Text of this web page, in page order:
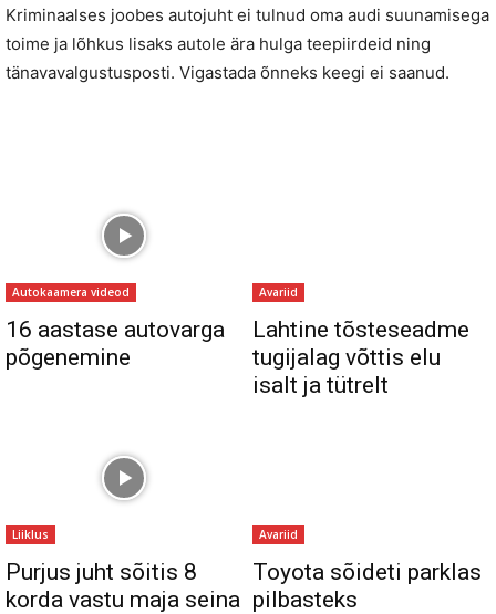
Kriminaalses joobes autojuht ei tulnud oma audi suunamisega
toime ja lõhkus lisaks autole ära hulga teepiirdeid ning
tänavavalgustusposti. Vigastada õnneks keegi ei saanud.
Autokaamera videod
16 aastase autovarga
põgenemine
Avariid
Lahtine tõsteseadme
tugijalag võttis elu
isalt ja tütrelt
Liiklus
Purjus juht sõitis 8
korda vastu maja seina
Avariid
Toyota sõideti parklas
pilbasteks